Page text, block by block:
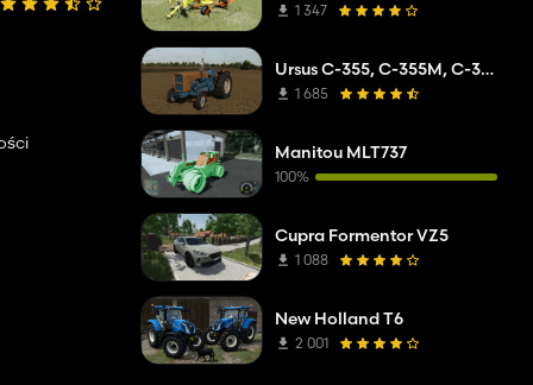
1 347
Ursus C-355, C-355M, C-360
1 685
Manitou MLT737
100%
Cupra Formentor VZ5
1 088
New Holland T6
2 001